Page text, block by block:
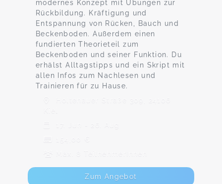
modernes Konzept mit Übungen zur
Rückbildung. Kräftigung und
Entspannung von Rücken, Bauch und
Beckenboden. Außerdem einen
fundierten Theorieteil zum
Beckenboden und seiner Funktion. Du
erhälst Alltagstipps und ein Skript mit
allen Infos zum Nachlesen und
Trainieren für zu Hause.
Holtenauer Straße 309, 24106
17. Jun - 26. Aug
154,00 €
Max. 8 TeilnehmerInnen
Zum Angebot